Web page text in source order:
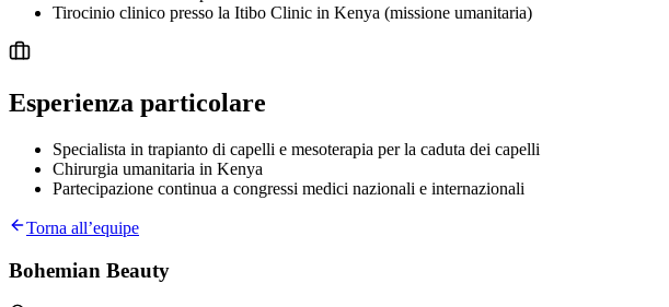
Tirocinio clinico presso la Itibo Clinic in Kenya (missione umanitaria)
Esperienza particolare
Specialista in trapianto di capelli e mesoterapia per la caduta dei capelli
Chirurgia umanitaria in Kenya
Partecipazione continua a congressi medici nazionali e internazionali
Torna all’equipe
Bohemian Beauty